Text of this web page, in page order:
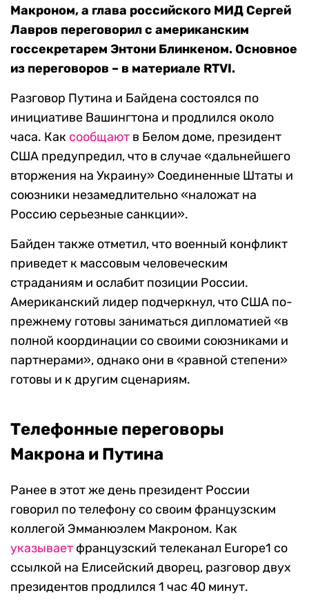
Макроном, а глава российского МИД Сергей
Лавров переговорил с американским
госсекретарем Энтони Блинкеном. Основное
из переговоров – в материале RTVI.
Разговор Путина и Байдена состоялся по
инициативе Вашингтона и продлился около
часа. Как сообщают в Белом доме, президент
США предупредил, что в случае «дальнейшего
вторжения на Украину» Соединенные Штаты и
союзники незамедлительно «наложат на
Россию серьезные санкции».
Байден также отметил, что военный конфликт
приведет к массовым человеческим
страданиям и ослабит позиции России.
Американский лидер подчеркнул, что США по-
прежнему готовы заниматься дипломатией «в
полной координации со своими союзниками и
партнерами», однако они в «равной степени»
готовы и к другим сценариям.
Телефонные переговоры
Макрона и Путина
Ранее в этот же день президент России
говорил по телефону со своим французским
коллегой Эмманюэлем Макроном. Как
указывает французский телеканал Europe1 со
ссылкой на Елисейский дворец, разговор двух
президентов продлился 1 час 40 минут.